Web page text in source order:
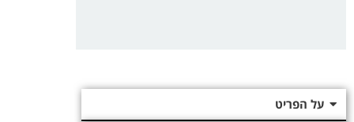
על הפריט